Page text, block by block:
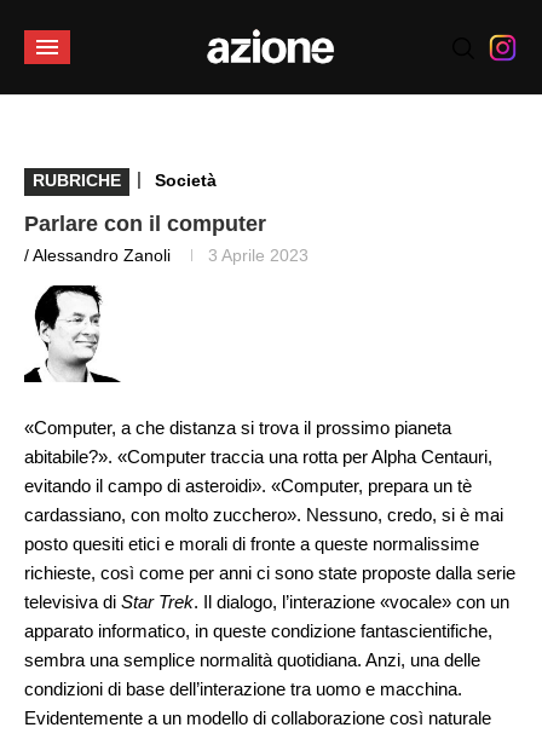
RUBRICHE | Società
Parlare con il computer
/ Alessandro Zanoli 3 Aprile 2023
«Computer, a che distanza si trova il prossimo pianeta
abitabile?». «Computer traccia una rotta per Alpha Centauri,
evitando il campo di asteroidi». «Computer, prepara un tè
cardassiano, con molto zucchero». Nessuno, credo, si è mai
posto quesiti etici e morali di fronte a queste normalissime
richieste, così come per anni ci sono state proposte dalla serie
televisiva di Star Trek. Il dialogo, l’interazione «vocale» con un
apparato informatico, in queste condizione fantascientifiche,
sembra una semplice normalità quotidiana. Anzi, una delle
condizioni di base dell’interazione tra uomo e macchina.
Evidentemente a un modello di collaborazione così naturale